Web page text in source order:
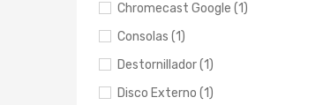
Chromecast Google (1)
Consolas (1)
Destornillador (1)
Disco Externo (1)